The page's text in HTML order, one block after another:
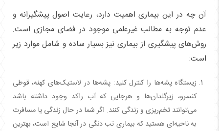
آن چه در این بیماری اهمیت دارد، رعایت اصول پیشگیرانه و
عدم توجه به مطالب غیرعلمی موجود در فضای مجازی است.
روش‌های پیشگیری از بیماری نیز بسیار ساده و شامل موارد زیر
است:
زیستگاه پشه‌ها را کنترل کنید: پشه‌ها در ‌لاستیک‌های کهنه، قوطی
کنسرو، زیرگلدان‌ها و هرجایی که آب راکد وجود داشته باشد
می‌توانند تخم‌ریزی و زندگی کنند. اگر شما در حال زندگی یا مسافرت
به ناحیه‌ای هستید که بیماری تب دنگی در آنجا شایع است، بهترین